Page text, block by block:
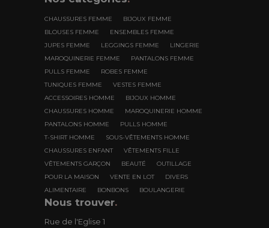
CHAUSSURES FEMME
BIJOUX FEMME
BLOUSES FEMME
ENSEMBLES FEMME
JUPES FEMME
LEGGINGS FEMME
LINGERIE
MAROQUINERIE FEMME
PANTALONS FEMME
PULLS FEMME
ROBES FEMME
TUNIQUES FEMME
VESTES FEMME
ACCESSOIRES HOMME
BIJOUX HOMME
CHAUSSURES HOMME
MAROQUINERIE HOMME
PANTALONS HOMME
PULLS HOMME
T-SHIRT HOMME
SOUS-VÊTEMENTS HOMME
CHAUSSURES ENFANT
VÊTEMENTS FILLE
VÊTEMENTS GARÇON
BEAUTÉ
OUTILLAGE
POUR LA MAISON
VENTE EN LOT
DIVERS
ALIMENTAIRE
BONBONS BOULANGERIE
Nous trouver.
Rue de l'Eglise 1